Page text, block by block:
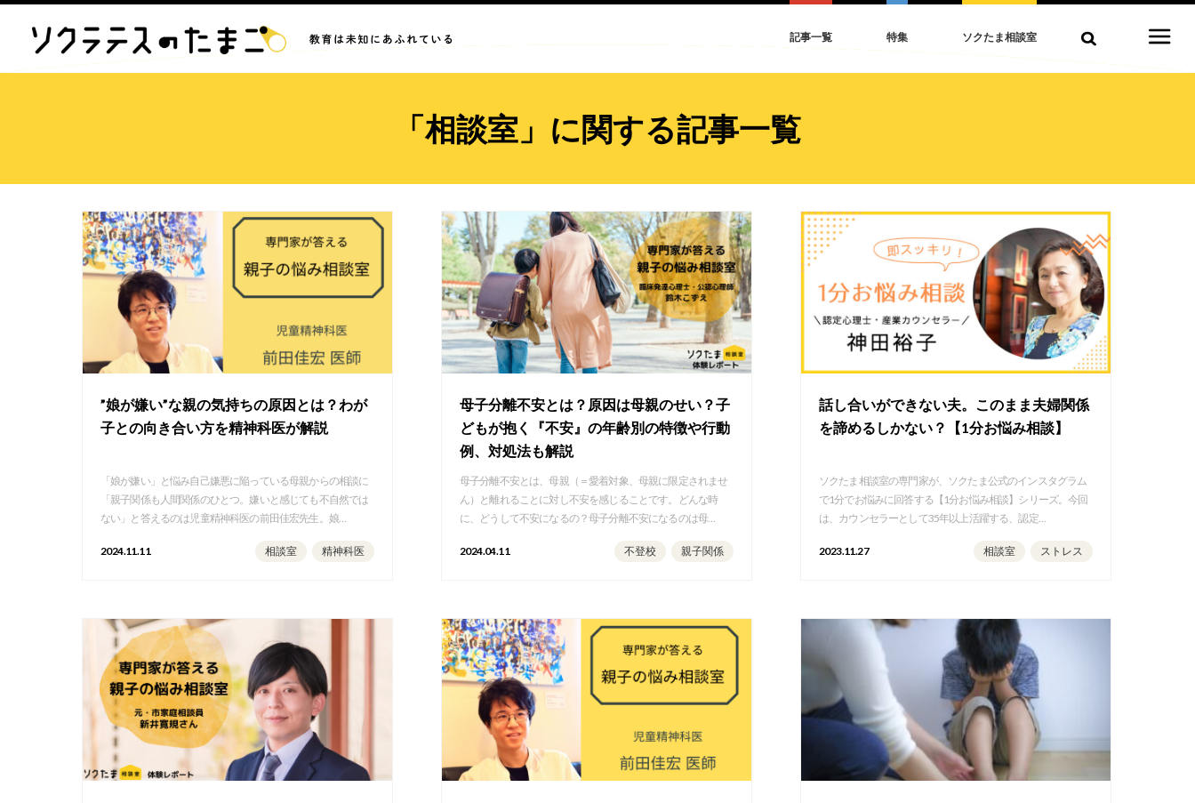
「相談室」に関する記事一覧
”娘が嫌い”な親の気持ちの原因とは？わが
子との向き合い方を精神科医が解説
「娘が嫌い」と悩み自己嫌悪に陥っている母親からの相談に
「親子関係も人間関係のひとつ。嫌いと感じても不自然では
ない」と答えるのは児童精神科医の前田佳宏先生。娘…
2024.11.11 相談室 精神科医
母子分離不安とは？原因は母親のせい？子
どもが抱く『不安』の年齢別の特徴や行動
例、対処法も解説
母子分離不安とは、母親（＝愛着対象、母親に限定されませ
ん）と離れることに対し不安を感じることです。どんな時
に、どうして不安になるの？母子分離不安になるのは母…
2024.04.11 不登校 親子関係
話し合いができない夫。このまま夫婦関係
を諦めるしかない？【1分お悩み相談】
ソクたま相談室の専門家が、ソクたま公式のインスタグラム
で1分でお悩みに回答する【1分お悩み相談】シリーズ。今回
は、カウンセラーとして35年以上活躍する、認定…
2023.11.27 相談室 ストレス
記事一覧 特集 ソクたま相談室